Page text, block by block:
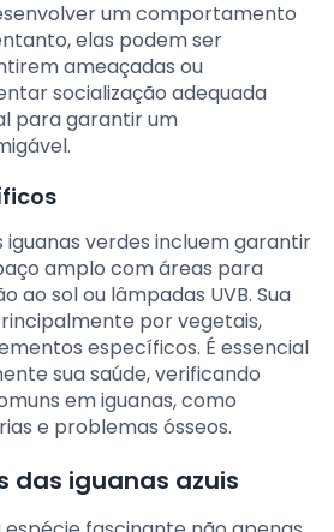
um comportamento
elas podem ser
ameaçadas ou
socialização adequada
para garantir um
iguanas verdes incluem garantir
amplo com áreas para
ao sol ou lâmpadas UVB. Sua
por vegetais,
específicos. É essencial
sua saúde, verificando
em iguanas, como
e problemas ósseos.
das iguanas azuis